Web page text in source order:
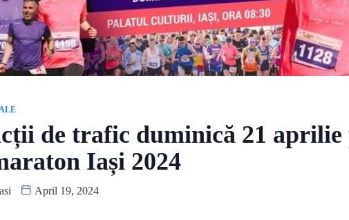
de trafic duminică 21 aprilie
Iași 2024
April 19, 2024